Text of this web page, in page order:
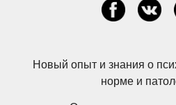
Новый опыт и знания о
норме и